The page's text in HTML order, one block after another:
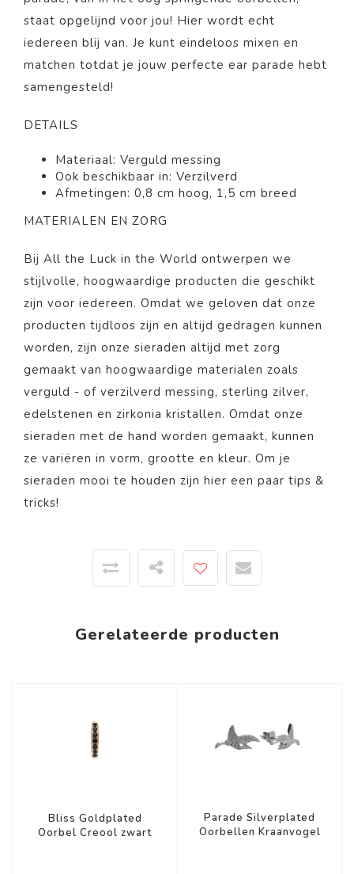
staat opgelijnd voor jou! Hier wordt echt
iedereen blij van. Je kunt eindeloos mixen en
matchen totdat je jouw perfecte ear parade hebt
samengesteld!
DETAILS
Materiaal: Verguld messing
Ook beschikbaar in: Verzilverd
Afmetingen: 0,8 cm hoog, 1,5 cm breed
MATERIALEN EN ZORG
Bij All the Luck in the World ontwerpen we
stijlvolle, hoogwaardige producten die geschikt
zijn voor iedereen. Omdat we geloven dat onze
producten tijdloos zijn en altijd gedragen kunnen
worden, zijn onze sieraden altijd met zorg
gemaakt van hoogwaardige materialen zoals
verguld - of verzilverd messing, sterling zilver,
edelstenen en zirkonia kristallen. Omdat onze
sieraden met de hand worden gemaakt, kunnen
ze variëren in vorm, grootte en kleur. Om je
sieraden mooi te houden zijn hier een paar tips &
tricks!
Gerelateerde producten
Bliss Goldplated
Oorbel Creool zwart
Parade Silverplated
Oorbellen Kraanvogel